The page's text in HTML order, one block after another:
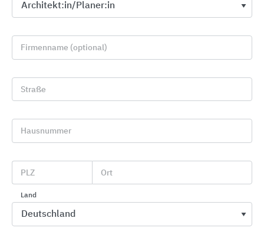
Unterflur-Systeme
OBO Bettermann
Firmenname (optional)
Straße
Hausnummer
PLZ Ort
Land